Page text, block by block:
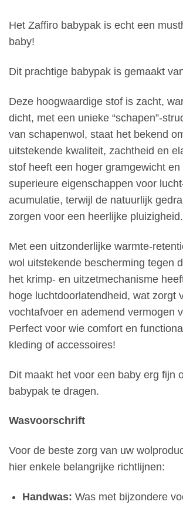
Het Zaffiro babypak is echt een
baby!
Dit prachtige babypak is gemaakt
Deze hoogwaardige stof is zacht,
dicht, met een unieke “schapen”-
van schapenwol, staat het bekend
uitstekende kwaliteit, zachtheid en
stof heeft een hoger gramgewicht en
superieure eigenschappen voor
acumulatie, terwijl de natuurlijk
zorgen voor een heerlijke pluizigheid.
Met een uitzonderlijke warmte-
wol uitstekende bescherming tegen
het krimp- en uitzetmechanisme
hoge luchtdoorlatendheid, wat zorgt
vochtafvoer en ademend vermogen
Perfect voor wie comfort en
kleding of accessoires!
Dit maakt het voor een baby erg fijn
babypak te dragen.
Wasvoorschrift
Voor de beste zorg van uw
hier enkele belangrijke richtlijnen:
Handwas: Was met bijzondere